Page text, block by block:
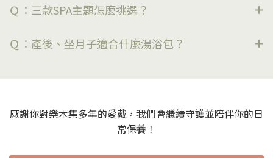
Ｑ：三款SPA主題怎麼挑選？
Ｑ：產後、坐月子適合什麼湯浴包？
感謝你對樂木集多年的愛戴，我們會繼續守護並陪伴你的日
常保養！